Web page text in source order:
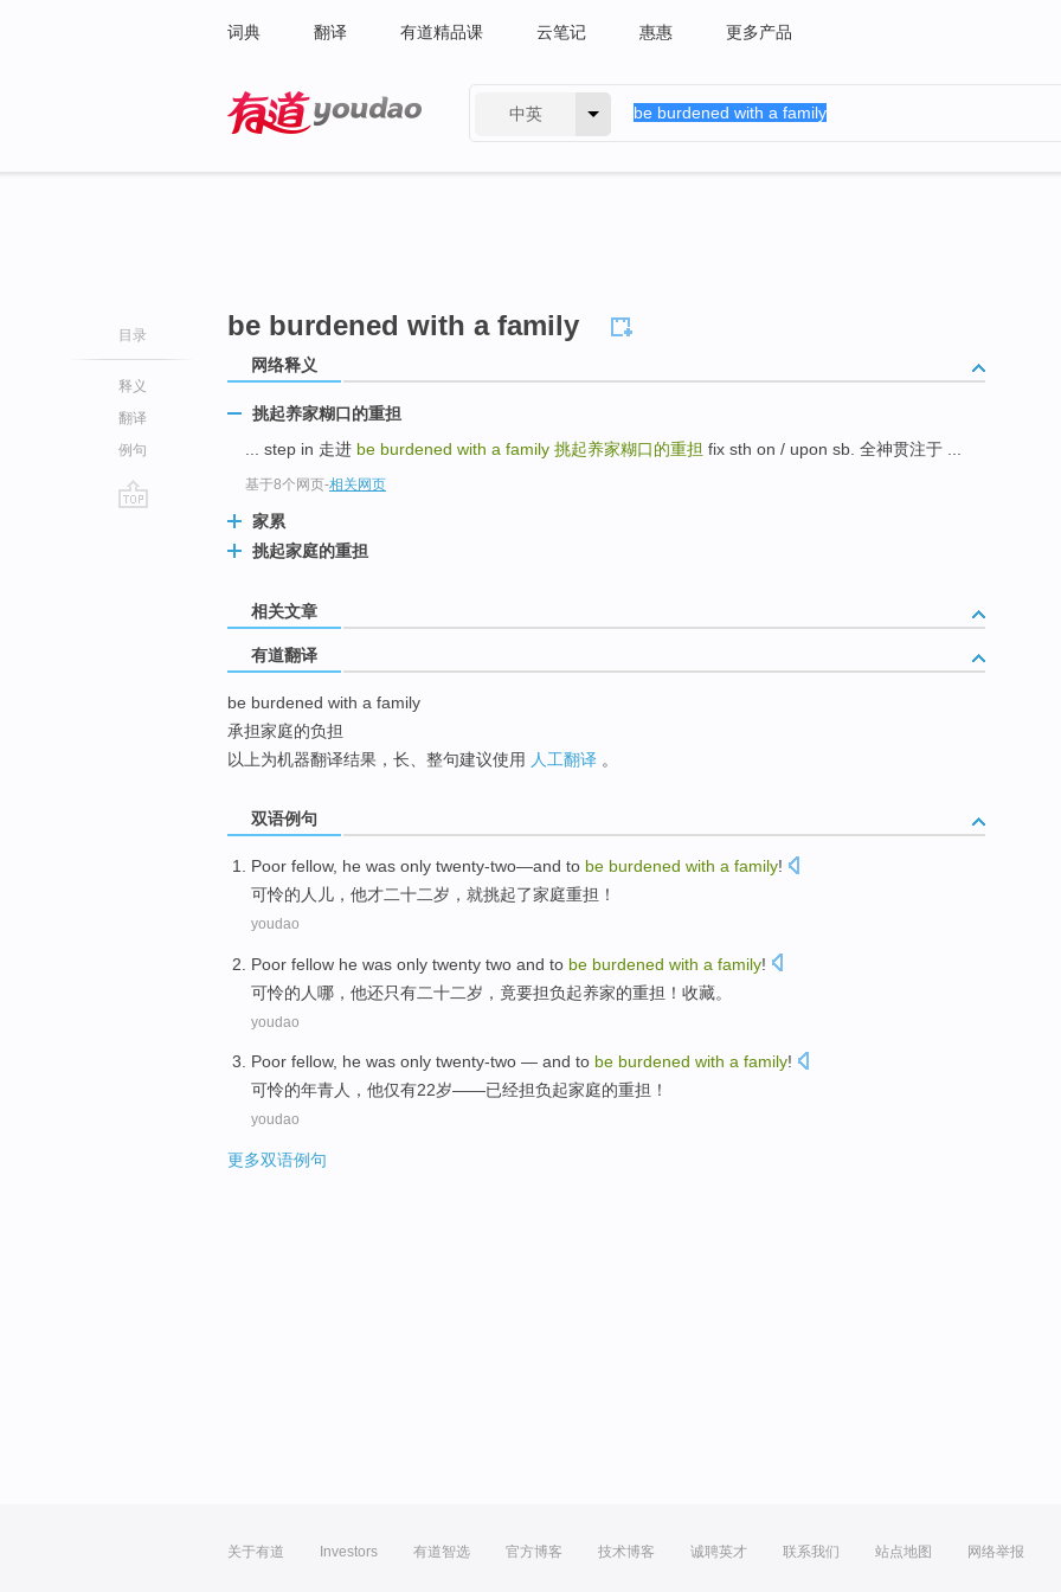
词典 翻译 有道精品课 云笔记 惠惠 更多产品
中英
目录
释义
翻译
例句
be burdened with a family
网络释义
挑起养家糊口的重担
... step in 走进 be burdened with a family 挑起养家糊口的重担 fix sth on / upon sb. 全神贯注于 ...
基于8个网页-相关网页
家累
挑起家庭的重担
相关文章
有道翻译
be burdened with a family
承担家庭的负担
以上为机器翻译结果，长、整句建议使用 人工翻译 。
双语例句
Poor fellow, he was only twenty-two—and to be burdened with a family!
可怜的人儿 ， 他才二十二岁，就挑起了家庭重担 ！
youdao
Poor fellow he was only twenty two and to be burdened with a family!
可怜的人哪， 他还只有二十二岁，竟要担负起养家的重担！收藏。
youdao
Poor fellow, he was only twenty-two — and to be burdened with a family!
可怜的年青人 ， 他仅有22岁——已经担负起家庭的重担！
youdao
更多双语例句
关于有道 Investors 有道智选 官方博客 技术博客 诚聘英才 联系我们 站点地图 网络举报